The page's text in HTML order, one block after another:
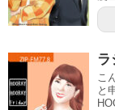
ラ
こ
と